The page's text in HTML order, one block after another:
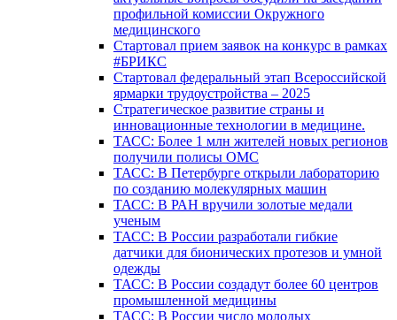
профильной комиссии Окружного
медицинского
Стартовал прием заявок на конкурс в рамках
#БРИКС
Стартовал федеральный этап Всероссийской
ярмарки трудоустройства – 2025
Стратегическое развитие страны и
инновационные технологии в медицине.
ТАСС: Более 1 млн жителей новых регионов
получили полисы ОМС
ТАСС: В Петербурге открыли лабораторию
по созданию молекулярных машин
ТАСС: В РАН вручили золотые медали
ученым
ТАСС: В России разработали гибкие
датчики для бионических протезов и умной
одежды
ТАСС: В России создадут более 60 центров
промышленной медицины
ТАСС: В России число молодых